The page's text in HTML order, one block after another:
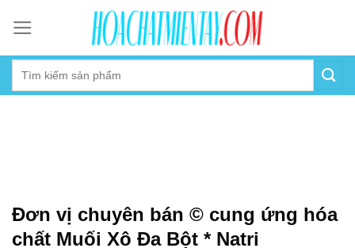
content
Đơn vị chuyên bán © cung ứng hóa
chất Muối Xô Đa Bột * Natri